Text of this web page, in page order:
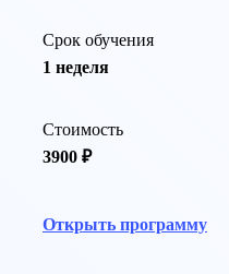
Срок обучения
1 неделя
Стоимость
3900 ₽
Открыть программу